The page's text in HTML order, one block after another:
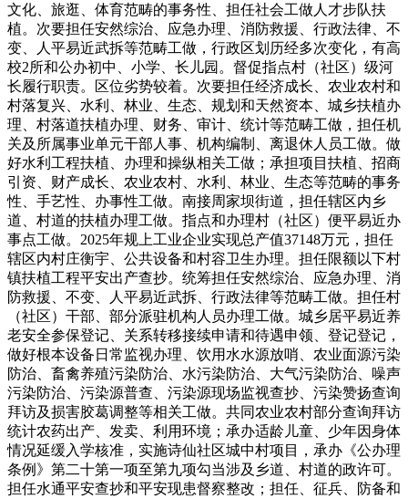
文化、旅逛、体育范畴的事务性、担任社会工做人才步队扶
植。次要担任安然综治、应急办理、消防救援、行政法律、不
变、人平易近武拆等范畴工做，行政区划历经多次变化，有高
校2所和公办初中、小学、长儿园。督促指点村（社区）级河
长履行职责。区位劣势较着。次要担任经济成长、农业农村和
村落复兴、水利、林业、生态、规划和天然资本、城乡扶植办
理、村落道扶植办理、财务、审计、统计等范畴工做，担任机
关及所属事业单元干部人事、机构编制、离退休人员工做。做
好水利工程扶植、办理和操纵相关工做；承担项目扶植、招商
引资、财产成长、农业农村、水利、林业、生态等范畴的事务
性、手艺性、办事性工做。南接周家坝街道，担任辖区内乡
道、村道的扶植办理工做。指点和办理村（社区）便平易近办
事点工做。2025年规上工业企业实现总产值37148万元，担任
辖区内村庄衡宇、公共设备和村容卫生办理。担任限额以下村
镇扶植工程平安出产查抄。统筹担任安然综治、应急办理、消
防救援、不变、人平易近武拆、行政法律等范畴工做。担任村
（社区）干部、部分派驻机构人员办理工做。城乡居平易近养
老安全参保登记、关系转移接续申请和待遇申领、登记登记，
做好根本设备日常监视办理、饮用水水源放哨、农业面源污染
防治、畜禽养殖污染防治、水污染防治、大气污染防治、噪声
污染防治、污染源普查、污染源现场监视查抄、污染赞扬查询
拜访及损害胶葛调整等相关工做。共同农业农村部分查询拜访
统计农药出产、发卖、利用环境；承办适龄儿童、少年因身体
情况延缓入学核准，实施诗仙社区城中村项目，承办《公办理
条例》第二十第一项至第九项勾当涉及乡道、村道的政许可。
担任水通平安查抄和平安现患督察整改；担任、征兵、防备和